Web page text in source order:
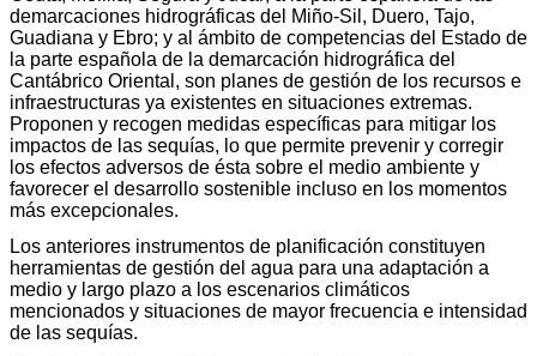
demarcaciones hidrográficas del Miño-Sil, Duero, Tajo,
Guadiana y Ebro; y al ámbito de competencias del Estado de
la parte española de la demarcación hidrográfica del
Cantábrico Oriental, son planes de gestión de los recursos e
infraestructuras ya existentes en situaciones extremas.
Proponen y recogen medidas específicas para mitigar los
impactos de las sequías, lo que permite prevenir y corregir
los efectos adversos de ésta sobre el medio ambiente y
favorecer el desarrollo sostenible incluso en los momentos
más excepcionales.
Los anteriores instrumentos de planificación constituyen
herramientas de gestión del agua para una adaptación a
medio y largo plazo a los escenarios climáticos
mencionados y situaciones de mayor frecuencia e intensidad
de las sequías.